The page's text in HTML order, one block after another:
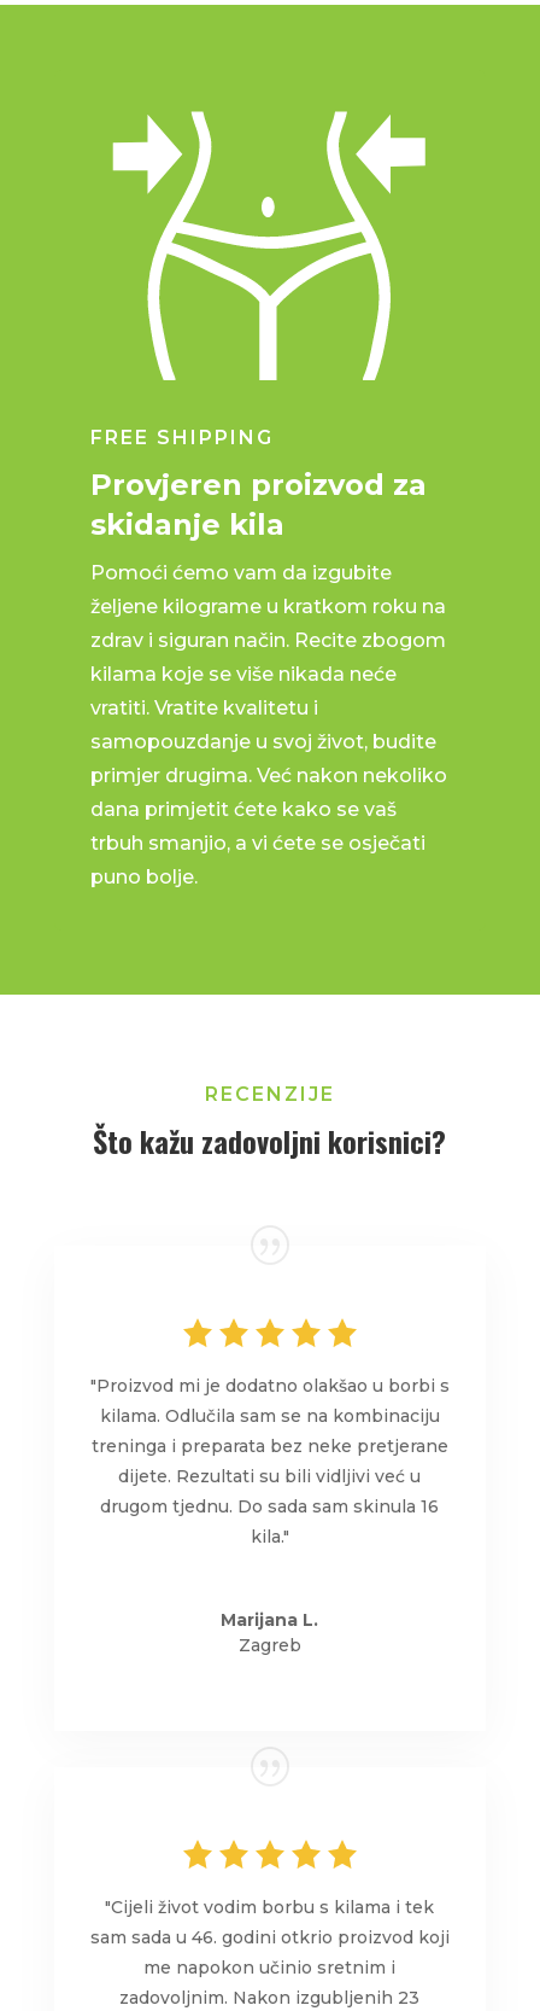
FREE SHIPPING
Provjeren proizvod za
skidanje kila
Pomoći ćemo vam da izgubite
željene kilograme u kratkom roku na
zdrav i siguran način. Recite zbogom
kilama koje se više nikada neće
vratiti. Vratite kvalitetu i
samopouzdanje u svoj život, budite
primjer drugima. Već nakon nekoliko
dana primjetit ćete kako se vaš
trbuh smanjio, a vi ćete se osječati
puno bolje.
RECENZIJE
Što kažu zadovoljni korisnici?
"Proizvod mi je dodatno olakšao u borbi s
kilama. Odlučila sam se na kombinaciju
treninga i preparata bez neke pretjerane
dijete. Rezultati su bili vidljivi već u
drugom tjednu. Do sada sam skinula 16
kila."
Marijana L.
Zagreb
"Cijeli život vodim borbu s kilama i tek
sam sada u 46. godini otkrio proizvod koji
me napokon učinio sretnim i
zadovoljnim. Nakon izgubljenih 23